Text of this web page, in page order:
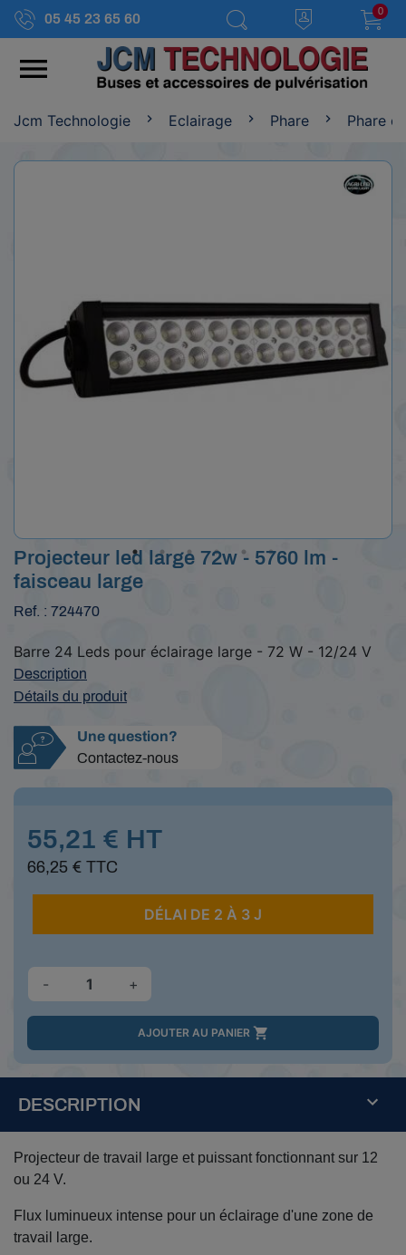
05 45 23 65 60
0

Jcm Technologie Eclairage Phare Phare
Projecteur led large 72w - 5760 lm -
faisceau large
Ref. : 724470
Barre 24 Leds pour éclairage large - 72 W - 12/24 V
Description
Détails du produit
Une question?
Contactez-nous
55,21 € HT
66,25 € TTC
DÉLAI DE 2 À 3 J
- +
AJOUTER AU PANIER 
DESCRIPTION
Projecteur de travail large et puissant fonctionnant sur 12
ou 24 V.
Flux luminueux intense pour un éclairage d'une zone de
travail large.